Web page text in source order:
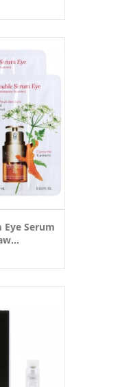
Eye Serum